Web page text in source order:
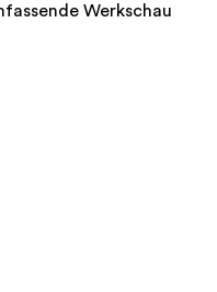
Werkschau